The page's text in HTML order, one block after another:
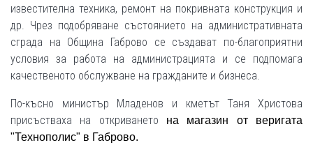
известителна техника, ремонт на покривната конструкция и
др. Чрез подобряване състоянието на административната
сграда на Община Габрово се създават по-благоприятни
условия за работа на администрацията и се подпомага
качественото обслужване на гражданите и бизнеса.
По-късно министър Младенов и кметът Таня Христова
присъстваха на откриването
на магазин от веригата
"Технополис" в Габрово.